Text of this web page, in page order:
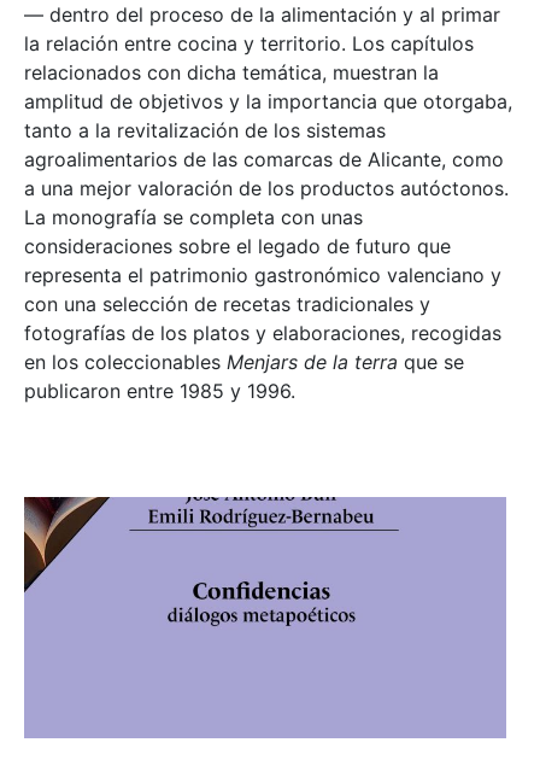
— dentro del proceso de la alimentación y al primar
la relación entre cocina y territorio. Los capítulos
relacionados con dicha temática, muestran la
amplitud de objetivos y la importancia que otorgaba,
tanto a la revitalización de los sistemas
agroalimentarios de las comarcas de Alicante, como
a una mejor valoración de los productos autóctonos.
La monografía se completa con unas
consideraciones sobre el legado de futuro que
representa el patrimonio gastronómico valenciano y
con una selección de recetas tradicionales y
fotografías de los platos y elaboraciones, recogidas
en los coleccionables Menjars de la terra que se
publicaron entre 1985 y 1996.